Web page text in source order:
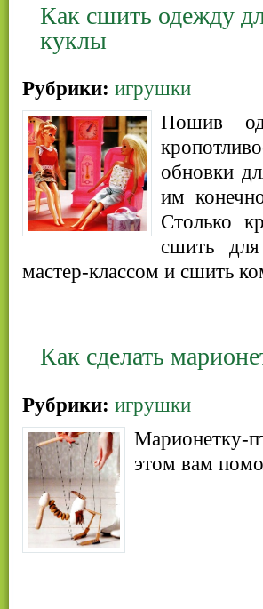
Как сшить одежду
куклы
Рубрики: игрушки
Пошив
обновки
им
Столько
сшить
мастер-классом и сшить
Как сделать
Рубрики: игрушки
Марионетку-
этом вам